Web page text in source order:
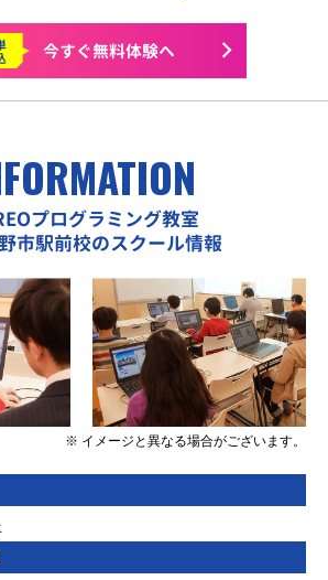
今すぐ無料体験へ
プログラミング教室
市駅前校のスクール情報
※ イメージと異なる場合がございます。